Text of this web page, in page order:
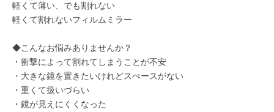
軽くて薄い、でも割れない
軽くて割れないフィルムミラー
◆こんなお悩みありませんか？
・衝撃によって割れてしまうことが不安
・大きな鏡を置きたいけれどスぺースがない
・重くて扱いづらい
・鏡が見えにくくなった